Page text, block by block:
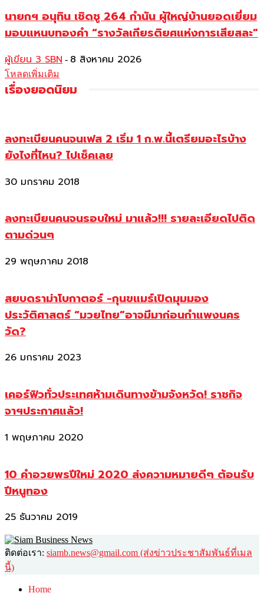
นายกฯ อนุทิน เชิดชู 264 กำนัน ผู้ใหญ่บ้านยอดเยี่ยม
มอบแหนบทองคำ “รางวัลเกียรติยศแห่งการเสียสละ”
ผู้เขียน 3 SBN - 8 สิงหาคม 2026
โหลดเพิ่มเติม
เรื่องยอดนิยม
ลงทะเบียนคนจนเฟส 2 เริ่ม 1 ก.พ.นี้เตรียมอะไรบ้าง
ยังไงที่ไหน? ไปเช็คเลย
30 มกราคม 2018
ลงทะเบียนคนจนรอบใหม่ มาแล้ว!!! รายละเอียดไปติด
ตามด่วนๆ
29 พฤษภาคม 2018
สยบดราม่าโบกาตอร์ -กุนขแมร์เปิดมุมมอง
ประวัติศาสตร์ “มวยไทย”อาจมีมาก่อนกำแพงนคร
วัด?
26 มกราคม 2023
เคอร์ฟิวทั่วประเทศห้ามเดินทางข้ามจังหวัด! ราชกิจ
จาฯประกาศแล้ว!
1 พฤษภาคม 2020
10 คำอวยพรปีใหม่ 2020 ส่งความหมายดีๆ ต้อนรับ
ปีหนูทอง
25 ธันวาคม 2019
ติดต่อเรา: siamb.news@gmail.com (ส่งข่าวประชาสัมพันธ์ที่เมล
นี้)
Home